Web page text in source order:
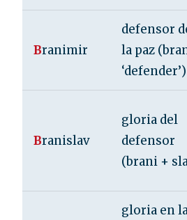
Branimir
defensor
la paz
‘defender’)
Branislav
gloria del
defensor
(brani +
gloria en